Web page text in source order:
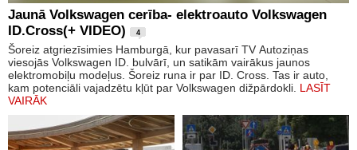
Jaunā Volkswagen cerība- elektroauto Volkswagen
ID.Cross(+ VIDEO)
4
Šoreiz atgriezīsimies Hamburgā, kur pavasarī TV Autoziņas
viesojās Volkswagen ID. bulvārī, un satikām vairākus jaunos
elektromobiļu modeļus. Šoreiz runa ir par ID. Cross. Tas ir auto,
kam potenciāli vajadzētu kļūt par Volkswagen dižpārdokli. LASĪT
VAIRĀK